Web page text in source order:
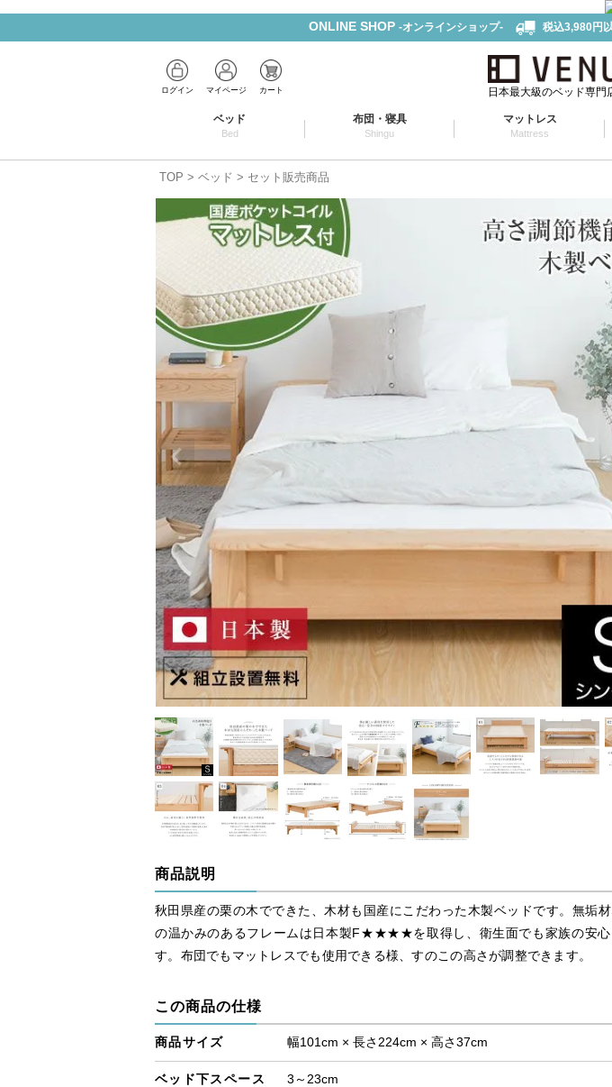
ONLINE SHOP -オンラインショップ- 税込3,980円
ログイン マイページ カート 日本最大級のベッド専
ベッド
Bed
布団・寝具
Shingu
マットレス
Mattress
TOP ベッド セット販売商品
商品説明
秋田県産の栗の木でできた、木材も国産にこだわった木製ベッドです。無垢
の温かみのあるフレームは日本製F★★★★を取得し、衛生面でも家族の安心
す。布団でもマットレスでも使用できる様、すのこの高さが調整できます。
この商品の仕様
商品サイズ 幅101cm × 長さ224cm × 高さ37cm
ベッド下スペース 3～23cm